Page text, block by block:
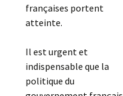
françaises portent
atteinte.
Il est urgent et
indispensable que la
politique du